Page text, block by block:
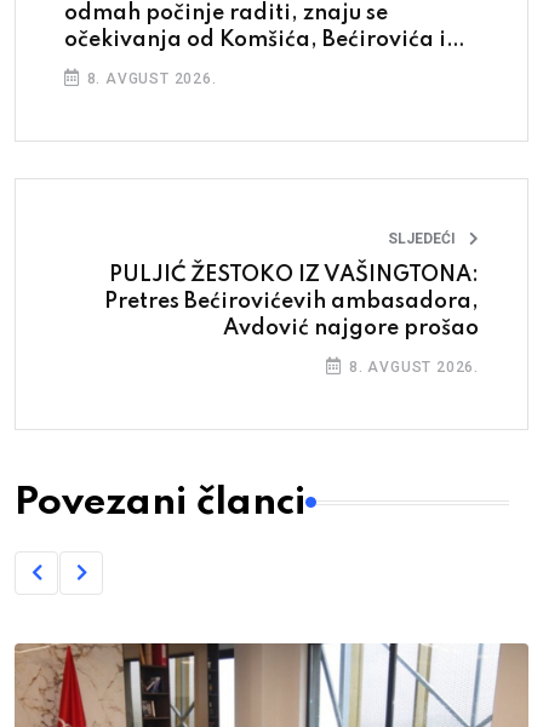
odmah počinje raditi, znaju se
očekivanja od Komšića, Bećirovića i
Cvijanović
8. AVGUST 2026.
SLJEDEĆI
PULJIĆ ŽESTOKO IZ VAŠINGTONA:
Pretres Bećirovićevih ambasadora,
Avdović najgore prošao
8. AVGUST 2026.
Povezani članci